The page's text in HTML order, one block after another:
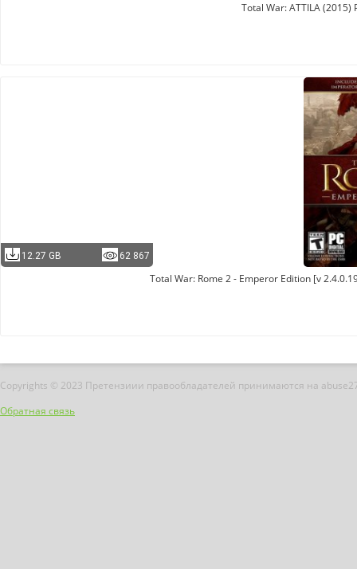
Total War: ATTILA (2015)
12.27 GB 62 867
Total War: Rome 2 - Emperor Edition [v
Copyrights © 2023 Претензиии правообладателей принимаются на
Обратная связь